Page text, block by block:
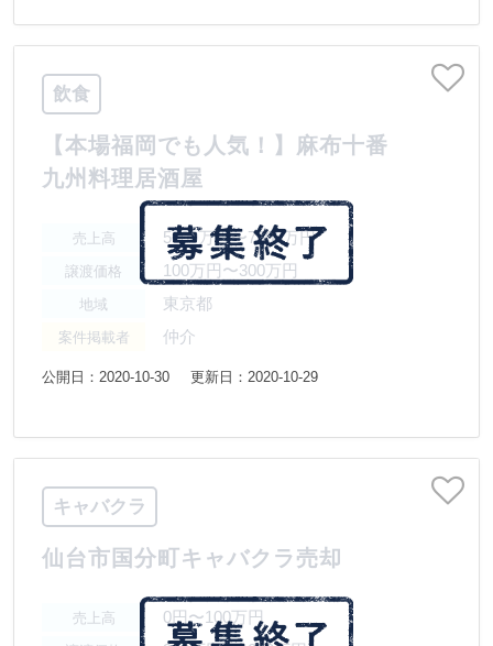
飲食
【本場福岡でも人気！】麻布十番
九州料理居酒屋
売上高 5000万円〜7500万円
譲渡価格 100万円〜300万円
地域 東京都
案件掲載者 仲介
公開日：2020-10-30 更新日：2020-10-29
キャバクラ
仙台市国分町キャバクラ売却
売上高 0円〜100万円